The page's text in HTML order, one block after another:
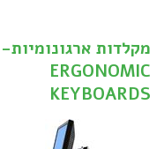
מקלדות ארגונומיות-
ERGONOMIC
KEYBOARDS